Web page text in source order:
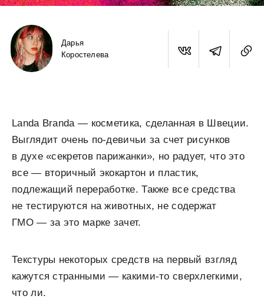
Дарья
Коростелева
Landa Branda — косметика, сделанная в Швеции.
Выглядит очень по-девичьи за счет рисунков
в духе «секретов парижанки», но радует, что это
все — вторичный экокартон и пластик,
подлежащий переработке. Также все средства
не тестируются на животных, не содержат
ГМO — за это марке зачет.
Текстуры некоторых средств на первый взгляд
кажутся странными — какими-то сверхлегкими,
что ли.